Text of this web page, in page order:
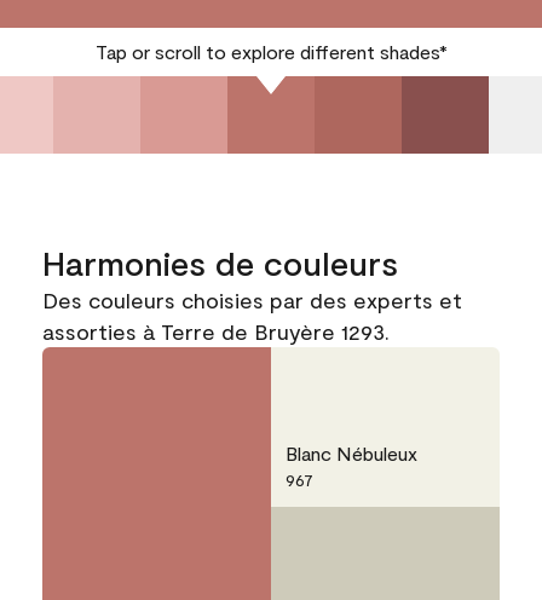
Tap or scroll to explore different shades*
Harmonies de couleurs
Des couleurs choisies par des experts et
assorties à Terre de Bruyère 1293.
Blanc Nébuleux
967